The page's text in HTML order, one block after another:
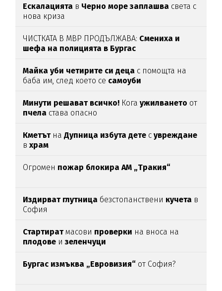
Ескалацията в Черно море заплашва света с
нова криза
ЧИСТКАТА В МВР ПРОДЪЛЖАВА: Смениха и
шефа на полицията в Бургас
Майка уби четирите си деца с помощта на
баба им, след което се самоуби
Минути решават всичко! Когаужилването от
пчела става опасно
Кметът наДупница избута дете сувреждане
вхрам
Огромен пожар блокира АМ „Тракия“
Издирват глутница безстопанствени кучета в
София
Стартиратмасови проверки на вноса на
плодове и зеленчуци
Бургас измъква „Евровизия“ от София?